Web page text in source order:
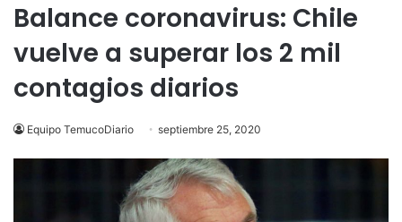
Balance coronavirus: Chile
vuelve a superar los 2 mil
contagios diarios
Equipo TemucoDiario septiembre 25, 2020